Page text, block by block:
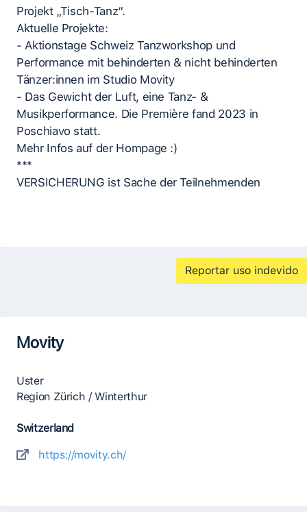
Projekt „Tisch-Tanz“.
Aktuelle Projekte:
- Aktionstage Schweiz Tanzworkshop und
Performance mit behinderten & nicht behinderten
Tänzer:innen im Studio Movity
- Das Gewicht der Luft, eine Tanz- &
Musikperformance. Die Première fand 2023 in
Poschiavo statt.
Mehr Infos auf der Hompage :)
***
VERSICHERUNG ist Sache der Teilnehmenden
Reportar uso indevido
Movity
Uster
Region Zürich / Winterthur
Switzerland
https://movity.ch/